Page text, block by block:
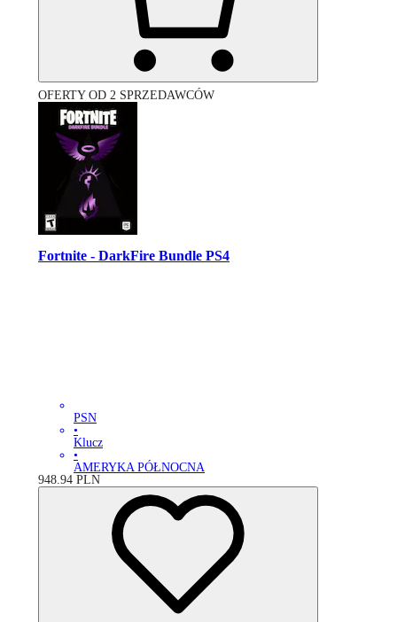
OFERTY OD 2 SPRZEDAWCÓW
Fortnite - DarkFire Bundle PS4
PSN
•
Klucz
•
AMERYKA PÓŁNOCNA
948.94 PLN